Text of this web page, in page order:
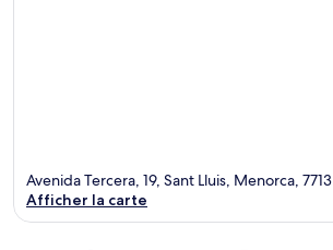
Avenida Tercera, 19, Sant Lluis, Menorca, 7713
Afficher la carte